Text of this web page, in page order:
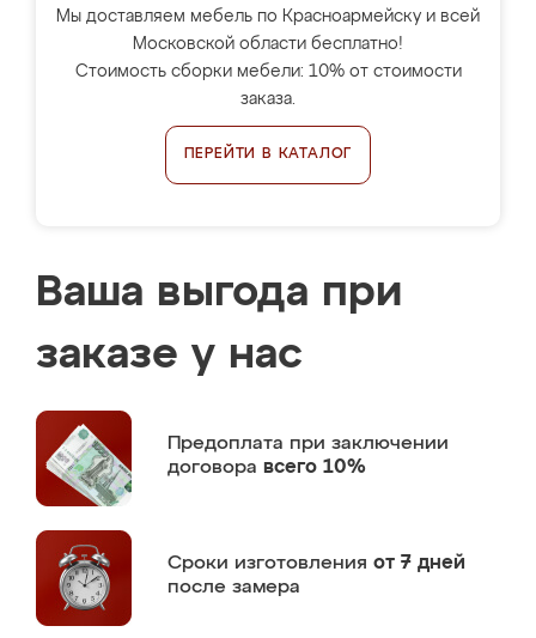
Мы доставляем мебель по Красноармейску и всей
Московской области бесплатно!
Стоимость сборки мебели: 10% от стоимости
заказа.
ПЕРЕЙТИ В КАТАЛОГ
Ваша выгода при
заказе у нас
Предоплата при заключении
договора всего 10%
Сроки изготовления от 7 дней
после замера